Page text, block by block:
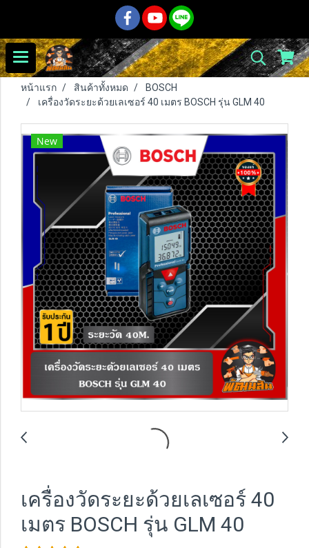
หน้าแรก สินค้าทั้งหมด
BOSCH
เครื่องวัดระยะด้วยเลเซอร์ 40 เมตร BOSCH รุ่น GLM 40
New
เครื่องวัดระยะด้วยเลเซอร์ 40
เมตร BOSCH รุ่น GLM 40